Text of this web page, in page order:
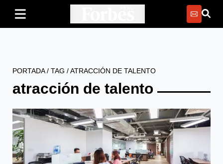
PORTADA/ TAG /ATRACCIÓN DE TALENTO
atracción de talento